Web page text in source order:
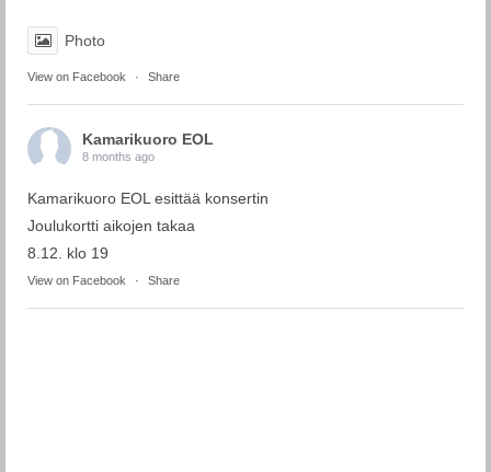
Photo
View on Facebook · Share
Kamarikuoro EOL
8 months ago
Kamarikuoro EOL esittää konsertin
Joulukortti aikojen takaa
8.12. klo 19
View on Facebook · Share